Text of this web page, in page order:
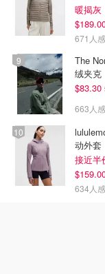
暖揭灰
671人
The North
绒夹克
$83.30
663人
动外套
接近半
634人